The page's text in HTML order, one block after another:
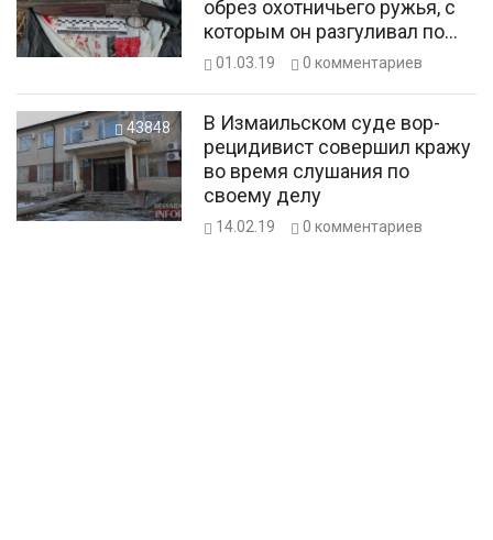
обрез охотничьего ружья, с
которым он разгуливал по
городу
01.03.19 0 комментариев
43848
В Измаильском суде вор-
рецидивист совершил кражу
во время слушания по
своему делу
14.02.19 0 комментариев